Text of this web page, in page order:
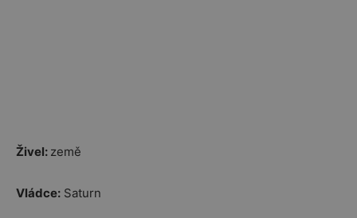
Živel: země
Vládce: Saturn